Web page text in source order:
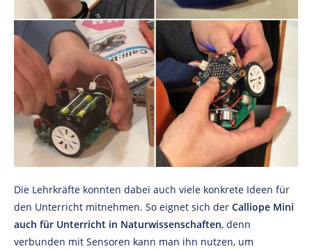
Die Lehrkräfte konnten dabei auch viele konkrete Ideen für
den Unterricht mitnehmen. So eignet sich der Calliope Mini
auch für Unterricht in Naturwissenschaften, denn
verbunden mit Sensoren kann man ihn nutzen, um